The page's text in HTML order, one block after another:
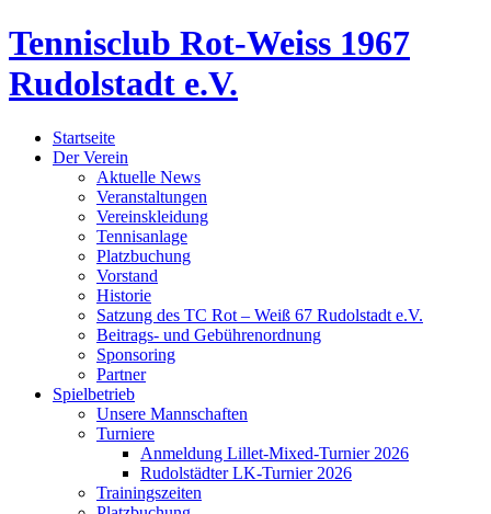
Tennisclub Rot-Weiss 1967
Rudolstadt e.V.
Startseite
Der Verein
Aktuelle News
Veranstaltungen
Vereinskleidung
Tennisanlage
Platzbuchung
Vorstand
Historie
Satzung des TC Rot – Weiß 67 Rudolstadt e.V.
Beitrags- und Gebührenordnung
Sponsoring
Partner
Spielbetrieb
Unsere Mannschaften
Turniere
Anmeldung Lillet-Mixed-Turnier 2026
Rudolstädter LK-Turnier 2026
Trainingszeiten